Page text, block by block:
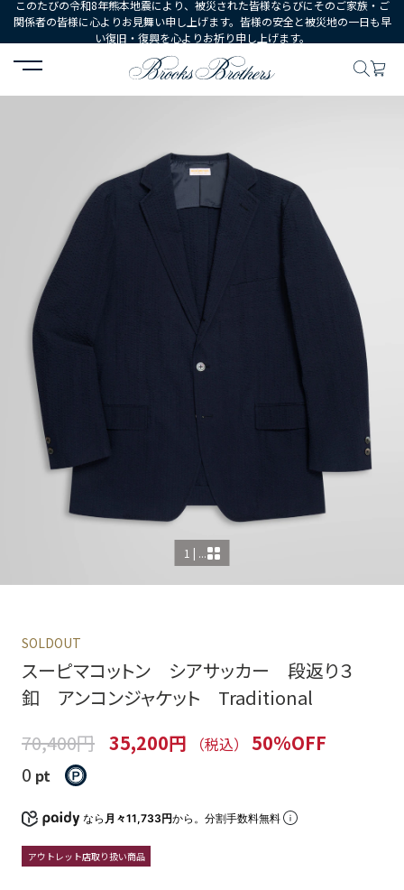
このたびの令和8年熊本地震により、被災された皆様ならびにそのご家族・ご
関係者の皆様に心よりお見舞い申し上げます。皆様の安全と被災地の一日も早
い復旧・復興を心よりお祈り申し上げます。
HOME ウェア スーツ スーピマコットン シアサッカー
1 | ...
SOLDOUT
スーピマコットン シアサッカー 段返り３
釦 アンコンジャケット Traditional
70,400円 35,200円 （税込）
50%OFF
0 pt
なら 月々11,733円から。分割手数料無料
アウトレット店取り扱い商品